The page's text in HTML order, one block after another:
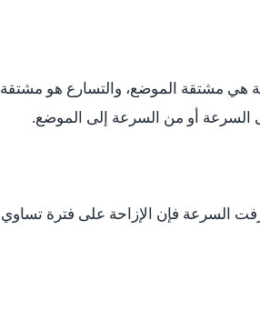
مشتقة الموضع، والتسارع هو مشتقة
السرعة أو من السرعة إلى الموضع.
السرعة فإن الإزاحة على فترة تساوي